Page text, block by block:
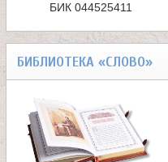
в
с
БИК 044525411
БИБЛИОТЕКА «СЛОВО»